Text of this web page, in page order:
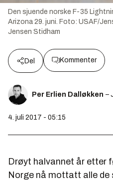
Den sjuende norske F-35
Arizona 29. juni. Foto: USAF/
Jensen Stidham
Del Kommenter
Per Erlien Dalløkken –
4. juli 2017 - 05:15
Drøyt halvannet år etter
Norge nå mottatt alle de